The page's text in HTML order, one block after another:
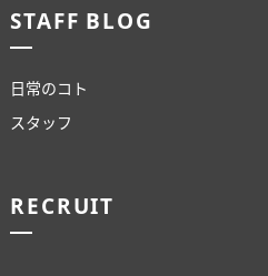
STAFF BLOG
日常のコト
スタッフ
RECRUIT